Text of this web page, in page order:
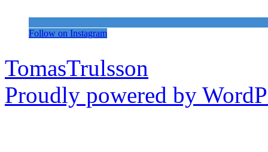
Follow on Instagram
TomasTrulsson
Proudly powered by